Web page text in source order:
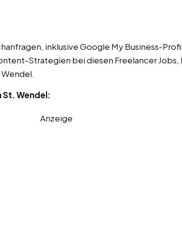
inklusive Google My Business-
Strategien bei diesen Freelancer
Wendel:
Anzeige